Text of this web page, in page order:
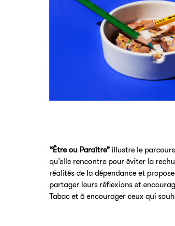
“Être ou Paraître” illustre le
qu’elle rencontre pour éviter la
réalités de la dépendance et
partager leurs réflexions et
Tabac et à encourager ceux qui